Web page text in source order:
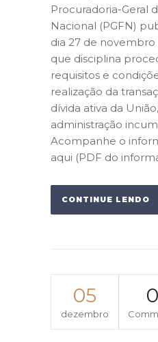
Procuradoria-Geral
Nacional (PGFN)
dia 27 de novembro
que disciplina
requisitos e
realização da
dívida ativa da
administração
Acompanhe o
aqui (PDF do
CONTINUE LENDO
05
dezembro
0